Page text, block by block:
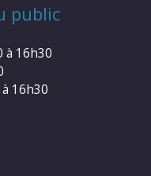
public
à 16h30
16h30